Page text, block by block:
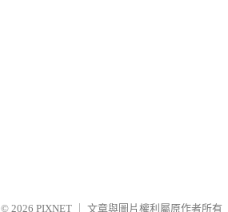
© 2026 PIXNET 文章與圖片權利屬原作者所有